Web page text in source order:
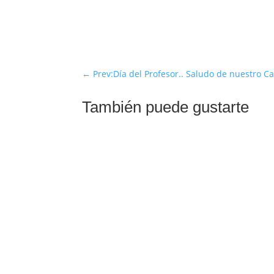
← Prev:Día del Profesor.. Saludo de nuestro
También puede gustarte